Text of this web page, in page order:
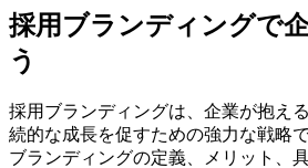
採用ブランディングで
う
採用ブランディングは、企業が抱え
続的な成長を促すための強力な戦略
ブランディングの定義、メリット、